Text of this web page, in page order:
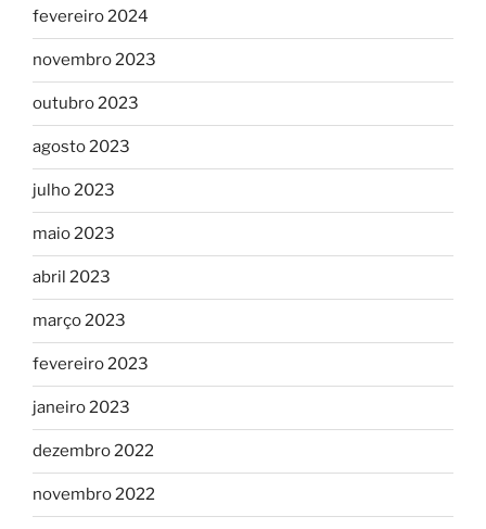
fevereiro 2024
novembro 2023
outubro 2023
agosto 2023
julho 2023
maio 2023
abril 2023
março 2023
fevereiro 2023
janeiro 2023
dezembro 2022
novembro 2022